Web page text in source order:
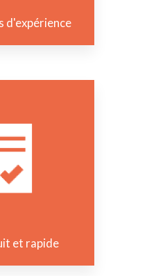
d'expérience
et rapide